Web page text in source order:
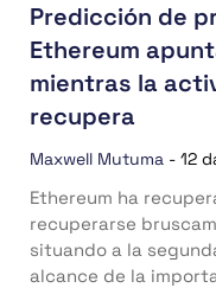
Predicción de
Ethereum
mientras la
recupera
Maxwell Mutuma - 12
Ethereum ha
recuperarse
situando a la
alcance de la